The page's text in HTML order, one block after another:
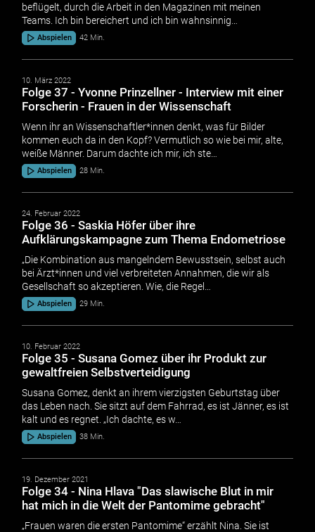
beflügelt, durch die Arbeit in den Magazinen mit meinen
Teams. Ich bin bereichert und ich bin wahnsinnig…
Abspielen 42 Min.
10. März 2022
Folge 37 - Yvonne Prinzellner - Interview mit einer
Forscherin - Frauen in der Wissenschaft
Wenn ihr an Wissenschaftler*innen denkt, was für Bilder
kommen euch da in den Kopf? Vermutlich so wie bei mir, alte,
weiße Männer. Darum dachte ich mir, ich ste…
Abspielen 28 Min.
24. Februar 2022
Folge 36 - Saskia Höfer über ihre
Aufklärungskampagne zum Thema Endometriose
„Die Kombination aus mangelndem Bewusstsein, selbst auch
bei Ärzt*innen und viel verbreiteten Annahmen, die wir als
Gesellschaft so akzeptieren. Wie, die Regel…
Abspielen 29 Min.
10. Februar 2022
Folge 35 - Susana Gomez über ihr Produkt zur
gewaltfreien Selbstverteidigung
Susana Gomez, denkt an ihrem vierzigsten Geburtstag über
das Leben nach. Sie sitzt auf dem Fahrrad, es ist Jänner, es ist
kalt und es regnet. „Ich dachte, es w…
Abspielen 38 Min.
19. Dezember 2021
Folge 34 - Nina Hlava "Das slawische Blut in mir
hat mich in die Welt der Pantomime gebracht"
„Frauen waren die ersten Pantomime“ erzählt Nina. Sie ist